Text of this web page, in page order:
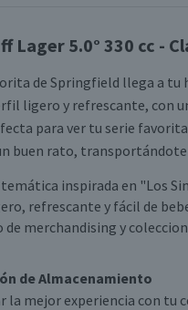
Lager 5.0° 330 cc -
de Springfield llega a
ligero y refrescante, con
para ver tu serie
buen rato,
temática inspirada en "Los
refrescante y fácil de
de merchandising y
de Almacenamiento
la mejor experiencia con tu